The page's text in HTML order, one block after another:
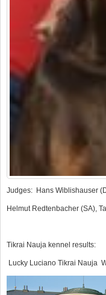
Judges: Hans Wiblishauser
Helmut Redtenbacher (SA),
Tikrai Nauja kennel results:
Lucky Luciano Tikrai Nauja